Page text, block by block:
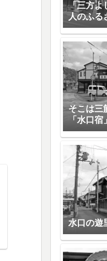
「三方よ
人のふる
そこは三
「水口宿
水口の遊